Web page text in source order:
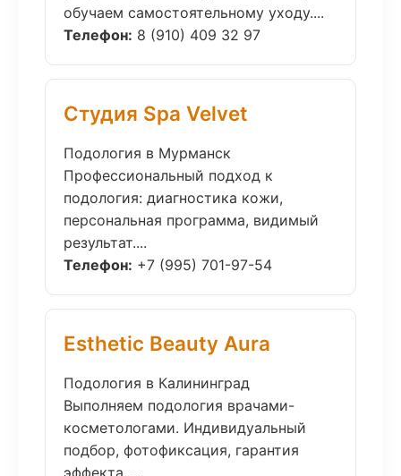
обучаем самостоятельному уходу....
Телефон: 8 (910) 409 32 97
Студия Spa Velvet
Подология в Мурманск
Профессиональный подход к
подология: диагностика кожи,
персональная программа, видимый
результат....
Телефон: +7 (995) 701-97-54
Esthetic Beauty Aura
Подология в Калининград
Выполняем подология врачами-
косметологами. Индивидуальный
подбор, фотофиксация, гарантия
эффекта....